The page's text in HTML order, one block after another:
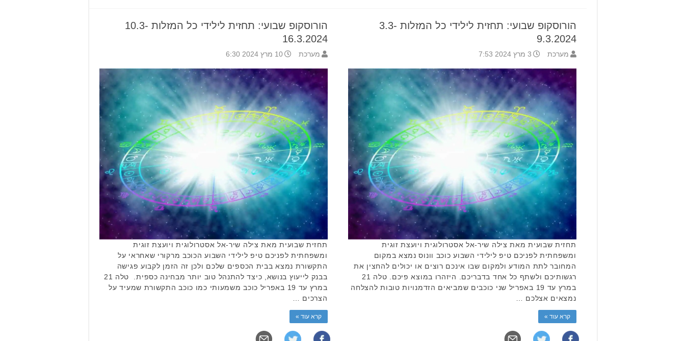
הורוסקופ שבועי: תחזית לילידי כל המזלות 10.3-
16.3.2024
מערכת 10 מרץ 2024 6:30
תחזית שבועית מאת צילה שיר-אל אסטרולוגית ויועצת זוגית
ומשפחתית לפניכם טיפ לילידי השבוע הכוכב מרקורי שאחראי על
התקשורת נמצא בבית הכספים שלכם ולכן זה הזמן לקבוע פגישה
בבנק לייעוץ בנושא, כיצד להתנהל טוב יותר מבחינה כספית. טלה 21
במרץ עד 19 באפריל כוכב משמעותי כמו כוכב התקשורת שמעיד על
הצרכים …
קרא עוד »
הורוסקופ שבועי: תחזית לילידי כל המזלות 3.3-
9.3.2024
מערכת 3 מרץ 2024 7:53
תחזית שבועית מאת צילה שיר-אל אסטרולוגית ויועצת זוגית
ומשפחתית לפניכם טיפ לילידי השבוע כוכב וונוס נמצא במקום
המחובר לתת המודע ולמקום שבו אינכם רוצים או יכולים להחצין את
רגשותיכם ולשתף כל אחד בדבריכם. היזהרו במוצא פיכם. טלה 21
במרץ עד 19 באפריל שני כוכבים שמביאים הזדמנויות טובות להצלחה
נמצאים אצלכם …
קרא עוד »